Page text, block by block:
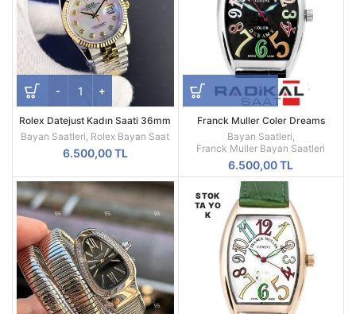
Rolex Datejust Kadın Saati 36mm
Sedef Kadran | Two Tone
Otomatik Saat
Bayan Saatleri, Rolex Bayan Saat
6.500,00TL
Franck Muller Coler Dreams
Bayan Saatleri,
Franck Muller Bayan Saatleri
6.500,00TL
STOK
TA YO
K